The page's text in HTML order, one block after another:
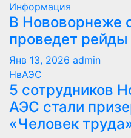
Информация
В Нововорнеже
проведет рейды
Янв 13, 2026 admin
НвАЭС
5 сотрудников
АЭС стали
«Человек